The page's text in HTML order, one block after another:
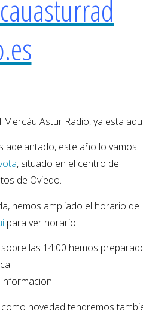
Astur Radio, ya esta
adelantado, este año lo vamos
, situado en el centro de
de Oviedo.
hemos ampliado el horario de
para ver horario.
las 14:00 hemos
novedad tendremos